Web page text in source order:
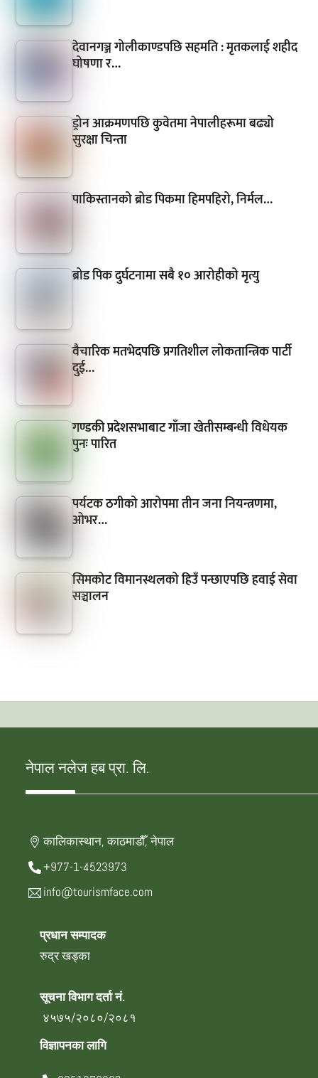
देवानगञ्ज गोलीकाण्डपछि सहमति : मृतकलाई शहीद
घोषणा र…
ड्रोन आक्रमणपछि कुवेतमा नेपालीहरूमा बढ्यो
सुरक्षा चिन्ता
पाकिस्तानको ब्रोड पिकमा हिमपहिरो, निर्मल…
ब्रोड पिक दुर्घटनामा सबै १० आरोहीको मृत्यु
वैचारिक मतभेदपछि प्रगतिशील लोकतान्त्रिक पार्टी
दुई…
गण्डकी प्रदेशसभाबाट गाँजा खेतीसम्बन्धी विधेयक
पुनः पारित
पर्यटक ठगीको आरोपमा तीन जना नियन्त्रणमा,
ओभर…
सिमकोट विमानस्थलको हिउँ पन्छाएपछि हवाई सेवा
सञ्चालन
नेपाल नलेज हब प्रा. लि.
कालिकास्थान, काठमाडौँ, नेपाल
+977-1-4523973
info@tourismface.com
प्रधान सम्पादक
रुद्र खड्का
सूचना विभाग दर्ता नं.
४५७५/२०८०/२०८१
विज्ञापनका लागि